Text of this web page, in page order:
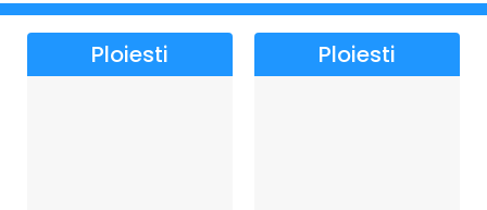
Ploiesti Ploiesti